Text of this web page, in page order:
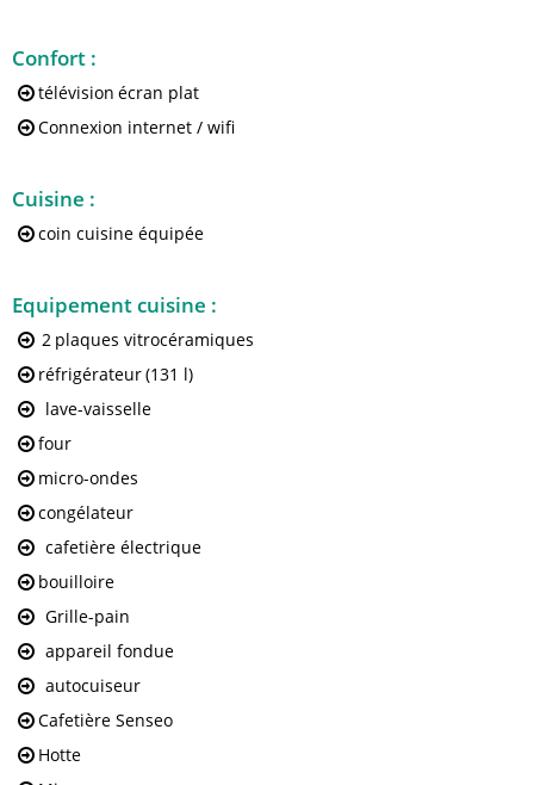
Confort :
télévision écran plat
Connexion internet / wifi
Cuisine :
coin cuisine équipée
Equipement cuisine :
2 plaques vitrocéramiques
réfrigérateur(131 l)
lave-vaisselle
four
micro-ondes
congélateur
cafetière électrique
bouilloire
Grille-pain
appareil fondue
autocuiseur
Cafetière Senseo
Hotte